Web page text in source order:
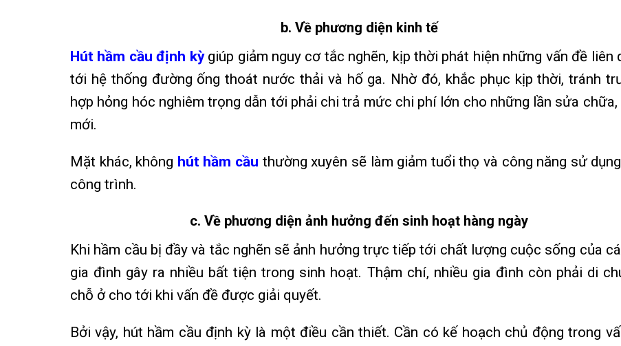
b. Về phương diện kinh tế
Hút hầm cầu định kỳgiúp giảm nguy cơ tắc nghẽn, kịp thời phát hiện những vấn đề liên
tới hệ thống đường ống thoát nước thải và hố ga. Nhờ đó, khắc phục kịp thời, tránh
hợp hỏng hóc nghiêm trọng dẫn tới phải chi trả mức chi phí lớn cho những lần sửa chữa,
mới.
Mặt khác, không hút hầm cầu thường xuyên sẽ làm giảm tuổi thọ và công năng sử
công trình.
c. Về phương diện ảnh hưởng đến sinh hoạt hàng ngày
Khi hầm cầu bị đầy và tắc nghẽn sẽ ảnh hưởng trực tiếp tới chất lượng cuộc sống của
gia đình gây ra nhiều bất tiện trong sinh hoạt. Thậm chí, nhiều gia đình còn phải di
chỗ ở cho tới khi vấn đề được giải quyết.
Bởi vậy, hút hầm cầu định kỳ là một điều cần thiết. Cần có kế hoạch chủ động trong